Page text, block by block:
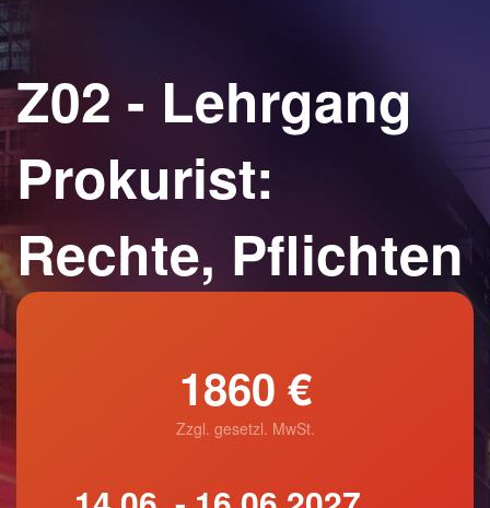
Z02 - Lehrgang
Prokurist:
Rechte, Pflichten
1860 €
Zzgl. gesetzl. MwSt.